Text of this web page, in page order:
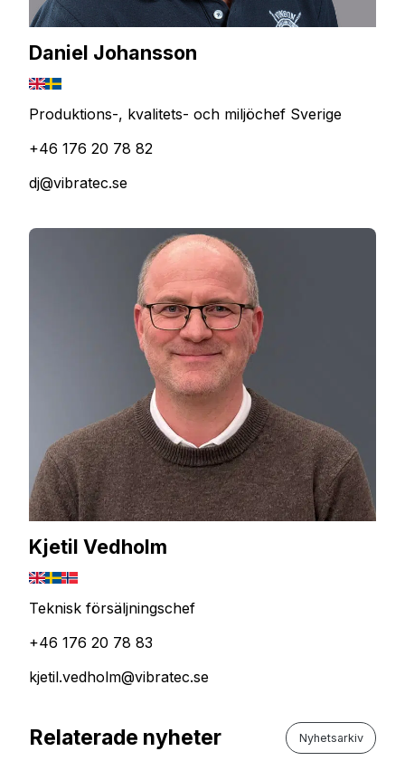
Daniel Johansson
Produktions-, kvalitets- och miljöchef Sverige
+46 176 20 78 82
dj@vibratec.se
Kjetil Vedholm
Teknisk försäljningschef
+46 176 20 78 83
kjetil.vedholm@vibratec.se
Relaterade nyheter Nyhetsarkiv